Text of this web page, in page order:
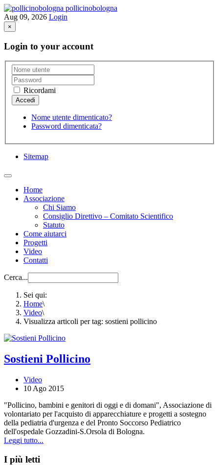
pollicinobologna
Aug 09, 2026 Login
×
Login to your account
Ricordami
Nome utente dimenticato?
Password dimenticata?
Sitemap
Home
Associazione
Chi Siamo
Consiglio Direttivo – Comitato Scientifico
Statuto
Come aiutarci
Progetti
Video
Contatti
Cerca...
Sei qui:
Home\
Video\
Visualizza articoli per tag: sostieni pollicino
Sostieni Pollicino
Video
10 Ago 2015
"Pollicino, bambini e genitori di oggi e di domani", Associazione di
volontariato per l'acquisto di apparecchiature e progetti a sostegno
della pediatria d'urgenza e del Pronto Soccorso Pediatrico
dell'ospedale Gozzadini-S.Orsola di Bologna.
Leggi tutto...
I più letti